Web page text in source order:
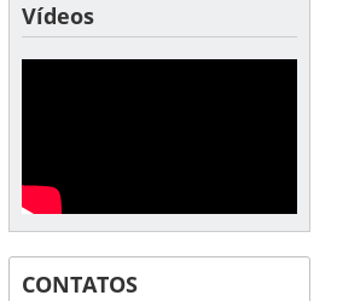
Vídeos
CONTATOS